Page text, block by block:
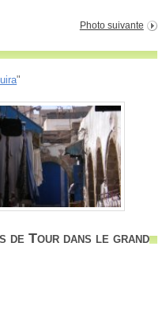
Photo suivante
"
de Tour dans le grand